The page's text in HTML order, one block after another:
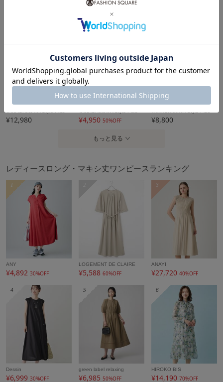
TAKASHIMAYA Style Plus
¥12,980 ¥4,950 50%OFF
10％ポイントバック
¥8,800
もっと見る
レディースロング・マキシ丈ワンピースランキング
1
ANY
¥4,892 30%OFF
LOGEMENT DE CLAIRE
¥5,58860%OFF
3
ANAYI
¥27,72040%OFF
4
Dessin
¥6,999 30%OFF
5
green label relaxing
¥6,98550%OFF
6
HIROKO BIS
¥14,19070%OFF